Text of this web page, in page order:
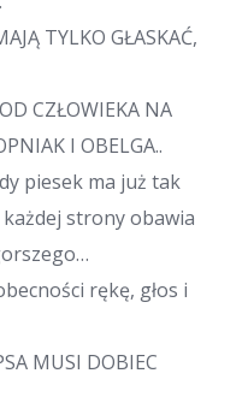
TYLKO GŁASKAĆ,
CZŁOWIEKA NA
I OBELGA..
piesek ma już tak
każdej strony obawia
rękę, głos i
MUSI DOBIEC